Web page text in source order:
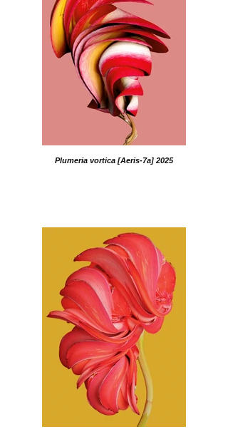
Plumeria vortica [Aeris-7a] 2025